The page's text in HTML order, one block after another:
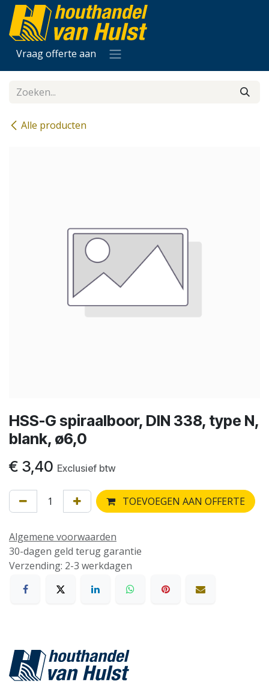
Overslaan naar inhoud
Vraag offerte aan
Alle producten
HSS-G spiraalboor, DIN 338, type N,
blank, ø6,0
€ 3,40 Exclusief btw
TOEVOEGEN AAN OFFERTE
Algemene voorwaarden
30-dagen geld terug garantie
Verzending: 2-3 werkdagen